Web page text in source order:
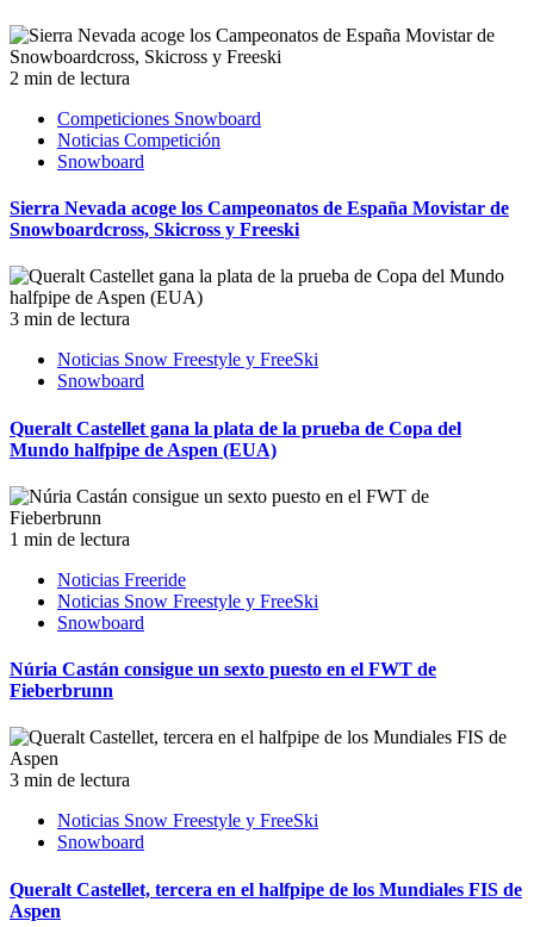
2 min de lectura
Competiciones Snowboard
Noticias Competición
Snowboard
Sierra Nevada acoge los Campeonatos de España Movistar de
Snowboardcross, Skicross y Freeski
3 min de lectura
Noticias Snow Freestyle y FreeSki
Snowboard
Queralt Castellet gana la plata de la prueba de Copa del
Mundo halfpipe de Aspen (EUA)
1 min de lectura
Noticias Freeride
Noticias Snow Freestyle y FreeSki
Snowboard
Núria Castán consigue un sexto puesto en el FWT de
Fieberbrunn
3 min de lectura
Noticias Snow Freestyle y FreeSki
Snowboard
Queralt Castellet, tercera en el halfpipe de los Mundiales FIS de
Aspen